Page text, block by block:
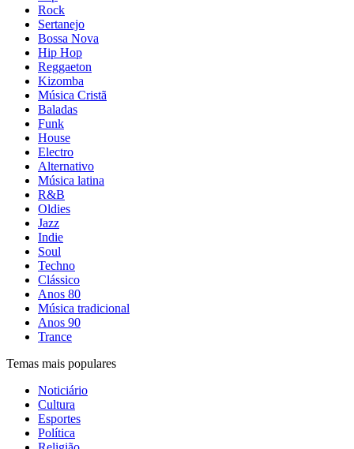
Rock
Sertanejo
Bossa Nova
Hip Hop
Reggaeton
Kizomba
Música Cristã
Baladas
Funk
House
Electro
Alternativo
Música latina
R&B
Oldies
Jazz
Indie
Soul
Techno
Clássico
Anos 80
Música tradicional
Anos 90
Trance
Temas mais populares
Noticiário
Cultura
Esportes
Política